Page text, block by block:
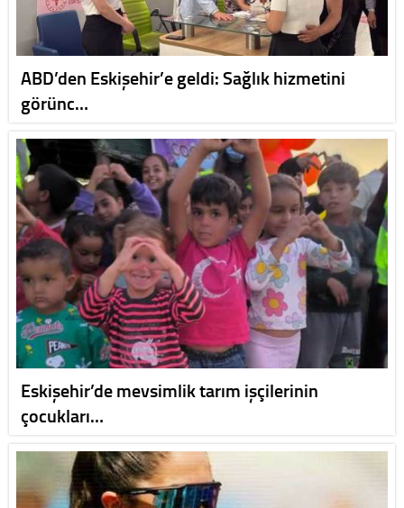
ABD’den Eskişehir’e geldi: Sağlık hizmetini
görünc…
Eskişehir’de mevsimlik tarım işçilerinin
çocukları…